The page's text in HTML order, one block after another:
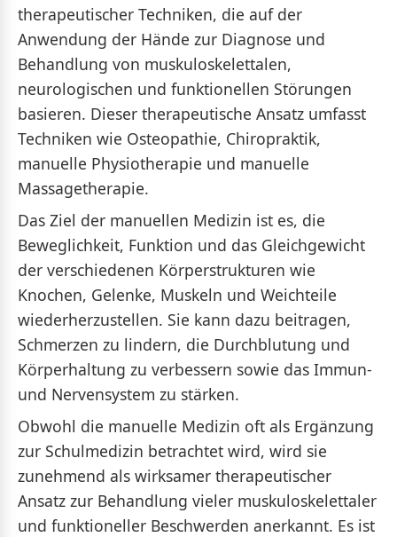
therapeutischer Techniken, die auf der
Anwendung der Hände zur Diagnose und
Behandlung von muskuloskelettalen,
neurologischen und funktionellen Störungen
basieren. Dieser therapeutische Ansatz umfasst
Techniken wie Osteopathie, Chiropraktik,
manuelle Physiotherapie und manuelle
Massagetherapie.
Das Ziel der manuellen Medizin ist es, die
Beweglichkeit, Funktion und das Gleichgewicht
der verschiedenen Körperstrukturen wie
Knochen, Gelenke, Muskeln und Weichteile
wiederherzustellen. Sie kann dazu beitragen,
Schmerzen zu lindern, die Durchblutung und
Körperhaltung zu verbessern sowie das Immun-
und Nervensystem zu stärken.
Obwohl die manuelle Medizin oft als Ergänzung
zur Schulmedizin betrachtet wird, wird sie
zunehmend als wirksamer therapeutischer
Ansatz zur Behandlung vieler muskuloskelettaler
und funktioneller Beschwerden anerkannt. Es ist